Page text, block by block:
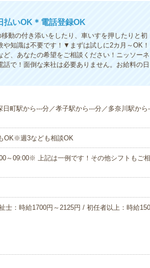
払いOK＊電話登録OK
動の付き添いをしたり、車いすを押したりと初
知識は不要です！▼まずは試しに2カ月～OK！
ど、あなたの希望をご相談ください！ニッソーネ
で！面倒な来社は必要ありません。お給料の日
町駅から---分／孝子駅から---分／多奈川駅から
OK※週3なども相談OK
～09:00※ 上記は一例です！その他シフトもご相
士：時給1700円～2125円 / 初任者以上：時給